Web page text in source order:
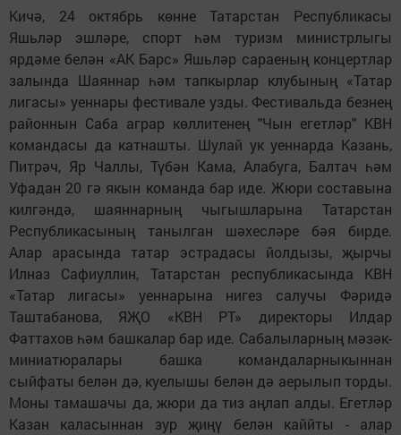
Кичә, 24 октябрь көнне Татарстан Республикасы
Яшьләр эшләре, спорт һәм туризм министрлыгы
ярдәме белән «АК Барс» Яшьләр сараеның концертлар
залында Шаяннар һәм тапкырлар клубының «Татар
лигасы» уеннары фестивале узды. Фестивальда безнең
районнын Саба аграр көллитенең "Чын егетләр" КВН
командасы да катнашты. Шулай ук уеннарда Казань,
Питрәч, Яр Чаллы, Түбән Кама, Алабуга, Балтач һәм
Уфадан 20 гә якын команда бар иде. Жюри составына
килгәндә, шаяннарның чыгышларына Татарстан
Республикасының танылган шәхесләре бәя бирде.
Алар арасында татар эстрадасы йолдызы, җырчы
Илназ Сафиуллин, Татарстан республикасында КВН
«Татар лигасы» уеннарына нигез салучы Фәридә
Таштабанова, ЯҖО «КВН РТ» директоры Илдар
Фаттахов һәм башкалар бар иде. Сабалыларның мәзәк-
миниатюралары башка командаларныкыннан
сыйфаты белән дә, куелышы белән дә аерылып торды.
Моны тамашачы да, жюри да тиз аңлап алды. Егетләр
Казан каласыннан зур җиңү белән каййты - алар